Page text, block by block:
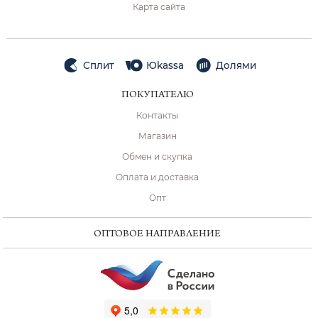
Карта сайта
Сплит Юkassa Долями
ПОКУПАТЕЛЮ
Контакты
Магазин
Обмен и скупка
Оплата и доставка
Опт
ОПТОВОЕ НАПРАВЛЕНИЕ